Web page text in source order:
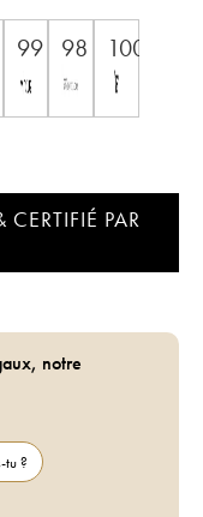
99 98 100
CERTIFIÉ PAR
notre
tu ?